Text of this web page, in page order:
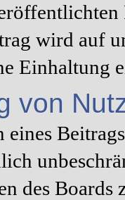
wird auf
Einhaltung
von
des Boards